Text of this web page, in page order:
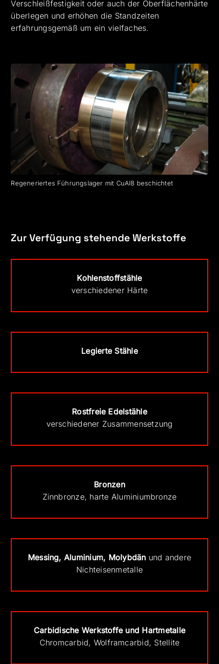
Verschleißfestigkeit oder auch der Oberflächenhärte
überlegen und erhöhen die Standzeiten
erfahrungsgemäß um ein vielfaches.
Regeneriertes Führungslager mit CuAl8 beschichtet
Zur Verfügung stehende Werkstoffe
Kohlenstoffstähle
verschiedener Härte
Legierte Stähle
Rostfreie Edelstähle
verschiedener Zusammensetzung
Bronzen
Zinnbronze, harte Aluminiumbronze
Messing, Aluminium, Molybdän und andere
Nichteisenmetalle
Carbidische Werkstoffe und Hartmetalle
Chromcarbid, Wolframcarbid, Stellite